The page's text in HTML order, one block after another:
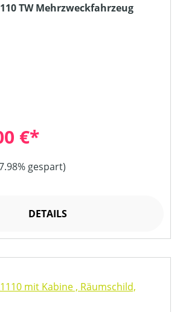
TW Mehrzweckfahrzeug
€*
gespart)
DETAILS